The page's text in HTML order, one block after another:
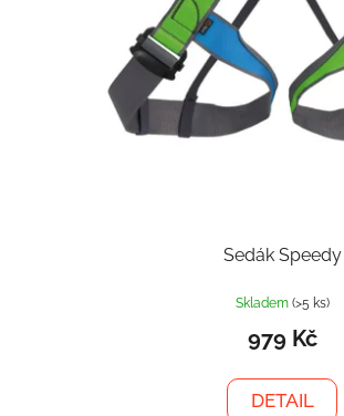
Sedák Speedy
Skladem (>5 ks)
979 Kč
DETAIL